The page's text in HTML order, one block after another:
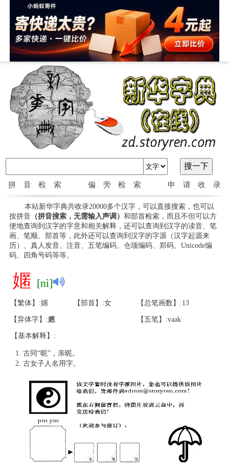
拼音检索 偏旁检索 申请收录
本站新华字典共收录20000多个汉字，可以直接搜索，也可以
按拼音（拼音搜索，无需输入声调） 和部首检索，而且不但可以方
便地查询到汉字的字意和相关解释，还可以查询到汉字的读音、笔
画、笔顺、部首等，此外还可以查询到汉字的字源（汉字起源来
历）、真人发音、注音、五笔编码、仓颉编码、郑码、Unicode编
码、四角号码等等。
嫟 [nì]
【繁体】:嫟 【部首】:女 【总笔画数】:13
【异体字】:嬺 【五笔】:vaak
【基本解释】:
古同“昵”，亲昵。
古女子人名用字。